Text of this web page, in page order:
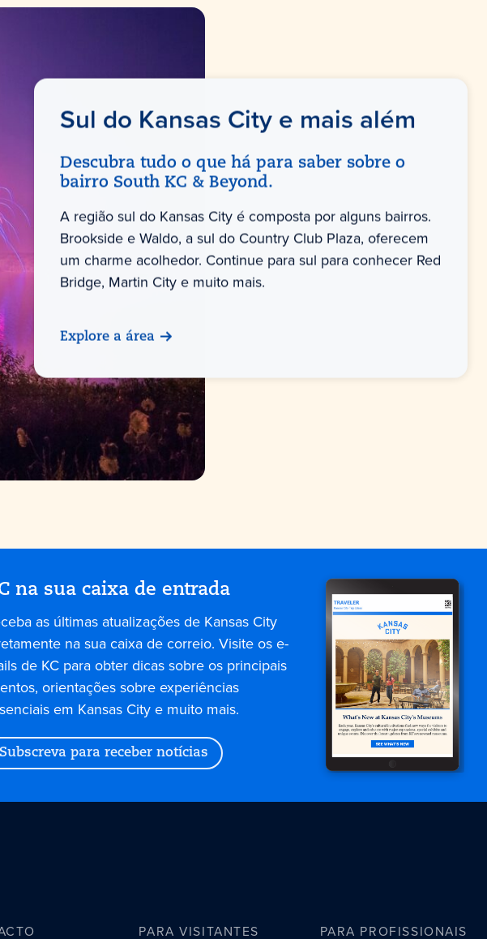
Sul do Kansas City e mais além
Descubra tudo o que há para saber sobre o
bairro South KC & Beyond.
A região sul do Kansas City é composta por alguns bairros.
Brookside e Waldo, a sul do Country Club Plaza, oferecem
um charme acolhedor. Continue para sul para conhecer Red
Bridge, Martin City e muito mais.
Explore a área
na sua caixa de entrada
as últimas atualizações de Kansas City
na sua caixa de correio. Visite os e-
de KC para obter dicas sobre os principais
orientações sobre experiências
em Kansas City e muito mais.
Subscreva para receber notícias
PARA VISITANTES PARA PROFISSIONAIS